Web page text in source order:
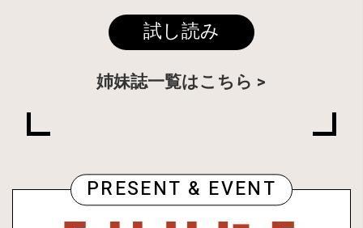
試し読み
姉妹誌一覧はこちら
PRESENT & EVENT